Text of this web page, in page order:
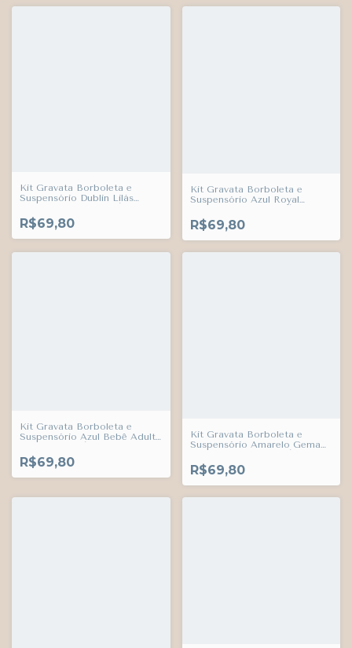
Kit Gravata Borboleta e
Suspensório Dublin Lilás
Trend
R$69,80
Kit Gravata Borboleta e
Suspensório Azul Royal
Trend
R$69,80
Kit Gravata Borboleta e
Suspensório Azul Bebê Adulto
R$69,80
Kit Gravata Borboleta e
Suspensório Amarelo Gema
Trend
R$69,80